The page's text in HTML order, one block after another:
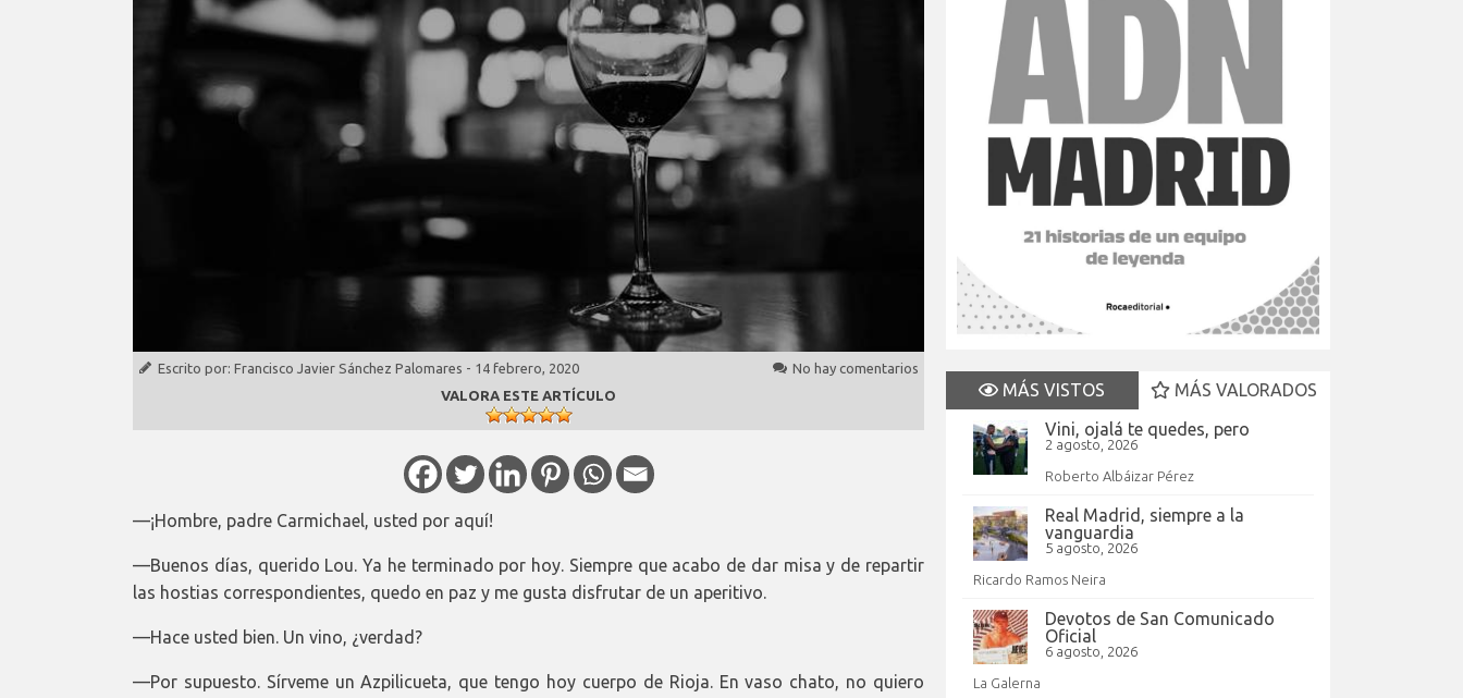
Escrito por: Francisco Javier Sánchez Palomares - 14 febrero, 2020
No hay comentarios
VALORA ESTE ARTÍCULO
—¡Hombre, padre Carmichael, usted por aquí!
—Buenos días, querido Lou. Ya he terminado por hoy. Siempre que acabo de dar misa y de repartir
las hostias correspondientes, quedo en paz y me gusta disfrutar de un aperitivo.
—Hace usted bien. Un vino, ¿verdad?
—Por supuesto. Sírveme un Azpilicueta, que tengo hoy cuerpo de Rioja. En vaso chato, no quiero
MÁS VISTOS
MÁS VALORADOS
Vini, ojalá te quedes, pero
2 agosto, 2026
Roberto Albáizar Pérez
Real Madrid, siempre a la
vanguardia
5 agosto, 2026
Ricardo Ramos Neira
Devotos de San Comunicado
Oficial
6 agosto, 2026
La Galerna